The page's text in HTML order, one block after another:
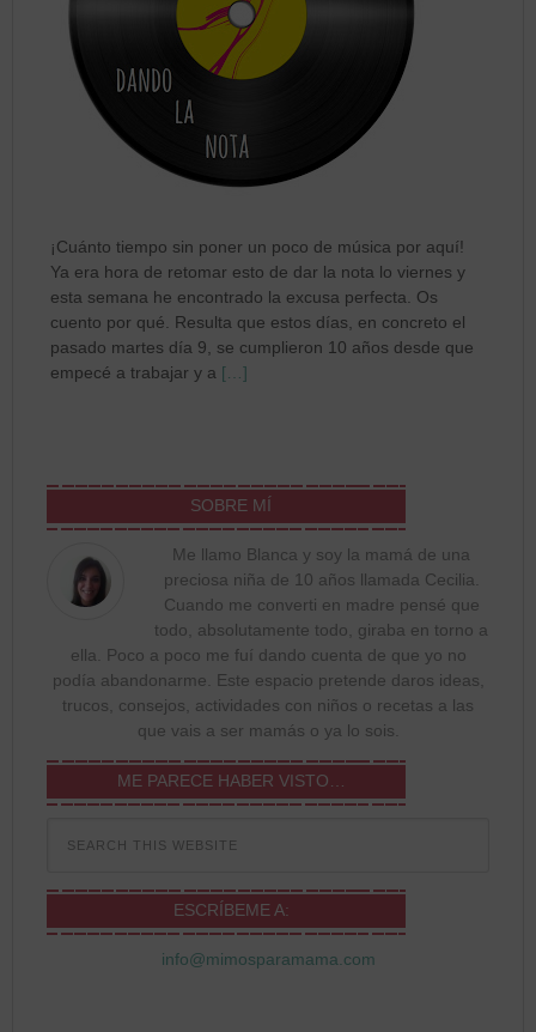
¡Cuánto tiempo sin poner un poco de música por aquí!
Ya era hora de retomar esto de dar la nota lo viernes y
esta semana he encontrado la excusa perfecta. Os
cuento por qué. Resulta que estos días, en concreto el
pasado martes día 9, se cumplieron 10 años desde que
empecé a trabajar y a […]
SOBRE MÍ
Me llamo Blanca y soy la mamá de una
preciosa niña de 10 años llamada Cecilia.
Cuando me converti en madre pensé que
todo, absolutamente todo, giraba en torno a
ella. Poco a poco me fuí dando cuenta de que yo no
podía abandonarme. Este espacio pretende daros ideas,
trucos, consejos, actividades con niños o recetas a las
que vais a ser mamás o ya lo sois.
ME PARECE HABER VISTO…
ESCRÍBEME A:
info@mimosparamama.com